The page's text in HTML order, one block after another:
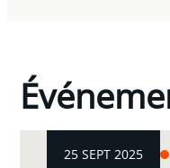
25 SEPT 2025